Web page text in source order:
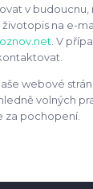
v
životopis na e-
. V
webové
volných
za pochopení.